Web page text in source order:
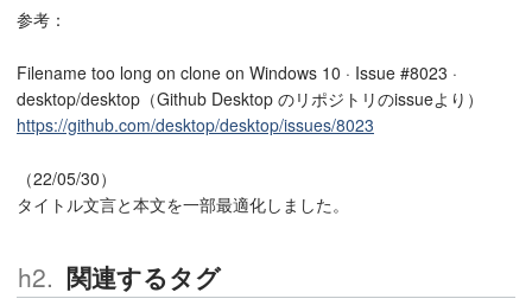
参考：
Filename too long on clone on Windows 10 · Issue #8023 ·
desktop/desktop（Github Desktop のリポジトリのissueより）
https://github.com/desktop/desktop/issues/8023
（22/05/30）
タイトル文言と本文を一部最適化しました。
関連するタグ